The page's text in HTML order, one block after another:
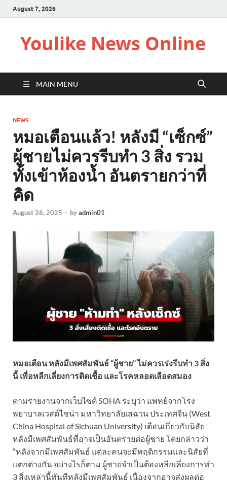
August 7, 2026
Youlike News Online
MAIN MENU
NEWS
หมอเตือนแล้ว! หลังมี “เซ็กซ์”
ผู้ชายไม่ควรรีบทำ 3 สิ่ง รวม
ทั้งเข้าห้องน้ำ อันตรายกว่าที่
คิด
August 26, 2025 - byadmin01
หมอเตือน หลังมีเพศสัมพันธ์ “ผู้ชาย” ไม่ควรเร่งรีบทำ 3 สิ่ง
นี้ เพื่อหลีกเลี่ยงการติดเชื้อ และโรคหลอดเลือดสมอง
ตามรายงานจากเว็บไซต์ SOHA ระบุว่า แพทย์จากโรง
พยาบาลเวสต์ไชน่า มหาวิทยาลัยเสฉวน ประเทศจีน (West
China Hospital of Sichuan University) เตือนเกี่ยวกับนิสัย
หลังมีเพศสัมพันธ์ที่อาจเป็นอันตรายต่อผู้ชาย โดยกล่าวว่า
“หลังจากมีเพศสัมพันธ์ แต่ละคนจะมีพฤติกรรมและนิสัยที่
แตกต่างกัน อย่างไรก็ตาม ผู้ชายจำเป็นต้องหลีกเลี่ยงการทำ
3 สิ่งเหล่านี้ทันทีหลังมีเพศสัมพันธ์ เนื่องจากอาจส่งผลต่อ